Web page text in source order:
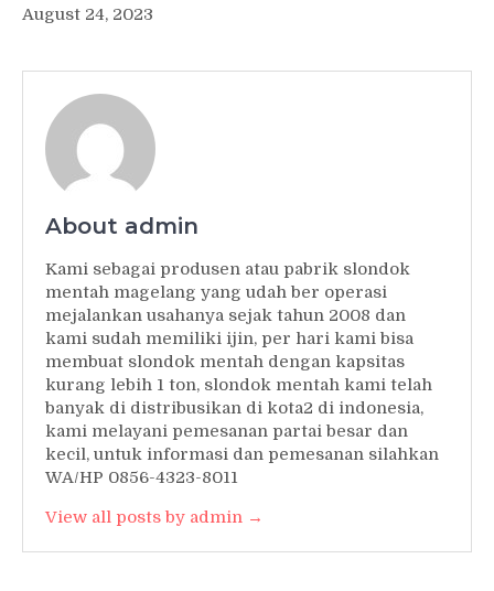
August 24, 2023
About admin
Kami sebagai produsen atau pabrik slondok
mentah magelang yang udah ber operasi
mejalankan usahanya sejak tahun 2008 dan
kami sudah memiliki ijin, per hari kami bisa
membuat slondok mentah dengan kapsitas
kurang lebih 1 ton, slondok mentah kami telah
banyak di distribusikan di kota2 di indonesia,
kami melayani pemesanan partai besar dan
kecil, untuk informasi dan pemesanan silahkan
WA/HP 0856-4323-8011
View all posts by admin →